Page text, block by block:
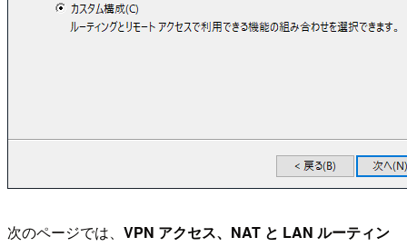
次のページでは、 VPN アクセス、NAT と LAN ルーティン